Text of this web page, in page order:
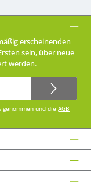
erscheinenden
sein, über neue
werden.
genommen und dieAGB